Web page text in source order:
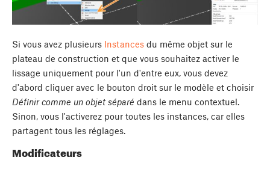
Si vous avez plusieurs Instances du même objet sur le
plateau de construction et que vous souhaitez activer le
lissage uniquement pour l'un d'entre eux, vous devez
d'abord cliquer avec le bouton droit sur le modèle et choisir
Définir comme un objet séparé dans le menu contextuel.
Sinon, vous l'activerez pour toutes les instances, car elles
partagent tous les réglages.
Modificateurs